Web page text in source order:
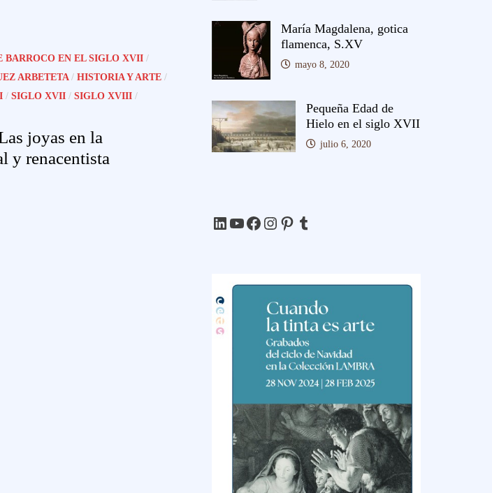
BARROCO EN EL SIGLO XVII/
ARBETETA/ HISTORIA Y ARTE/
/ SIGLO XVII/ SIGLO XVIII/
joyas en la
y renacentista
María Magdalena, gotica
flamenca, S.XV
mayo 8, 2020
Pequeña Edad de
Hielo en el siglo XVII
julio 6, 2020
LinkedIn
YouTube
Facebook
Instagram
Pinterest
Tumblr